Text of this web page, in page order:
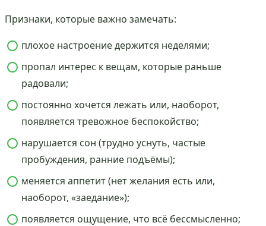
Признаки, которые важно замечать:
плохое настроение держится неделями;
пропал интерес к вещам, которые раньше
радовали;
постоянно хочется лежать или, наоборот,
появляется тревожное беспокойство;
нарушается сон (трудно уснуть, частые
пробуждения, ранние подъёмы);
меняется аппетит (нет желания есть или,
наоборот, «заедание»);
появляется ощущение, что всё бессмысленно;